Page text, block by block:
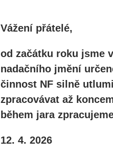
Vážení přátelé,
od začátku roku jsme
nadačního jmění
činnost NF silně
zpracovávat až
během jara
12. 4. 2026